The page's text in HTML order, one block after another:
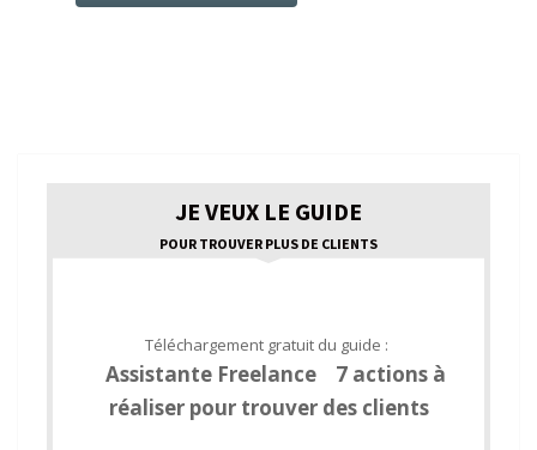
JE VEUX LE GUIDE
POUR TROUVER PLUS DE CLIENTS
Téléchargement gratuit du guide :
Assistante Freelance 7 actions à
réaliser pour trouver des clients